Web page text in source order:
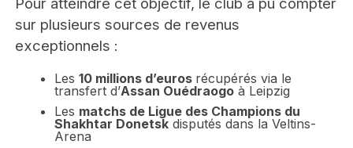
sur plusieurs sources de revenus
exceptionnels :
Les 10 millions d’euros récupérés via le
transfert d’Assan Ouédraogoà Leipzig
Les matchs de Ligue des Champions du
Shakhtar Donetskdisputés dans la Veltins-
Arena